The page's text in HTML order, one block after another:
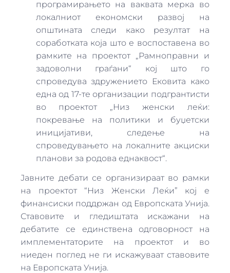
програмирањето на ваквата мерка во
локалниот економски развој на
општината следи како резултат на
соработката која што е воспоставена во
рамките на проектот „Рамноправни и
задоволни граѓани“ кој што го
спроведува здружението Ековита како
една од 17-те организации подгрантисти
во проектот „Низ женски леќи:
покревање на политики и буџетски
иницијативи, следење на
спроведувањето на локалните акциски
планови за родова еднаквост“.
Јавните дебати се организираат во рамки
на проектот “Низ Женски Леќи” кој е
финансиски поддржан од Европската Унија.
Ставовите и гледиштата искажани на
дебатите се единствена одговорност на
имплементаторите на проектот и во
ниеден поглед не ги искажуваат ставовите
на Европската Унија.